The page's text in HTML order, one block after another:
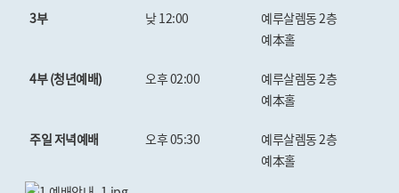
3부 낮 12:00
예루살렘동 2층
예本홀
4부 (청년예배) 오후 02:00
예루살렘동 2층
예本홀
주일 저녁예배 오후 05:30
예루살렘동 2층
예本홀